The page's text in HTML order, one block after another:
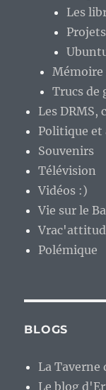
Les
Mémoire
Trucs de
Les
Politique et
Souvenirs
Télévision
Vidéos :)
Vie sur le
Polémique
BLOGS
La Taverne
Le blog